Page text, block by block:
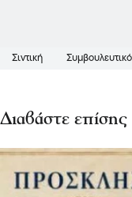
Σιντική
Διαβάστε επίσης